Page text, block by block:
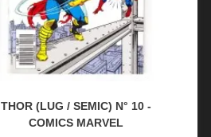
THOR (LUG / SEMIC) N° 10 -
COMICS MARVEL